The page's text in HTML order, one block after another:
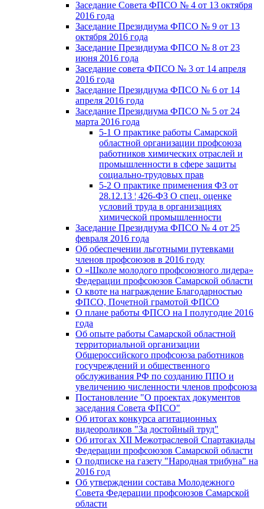
Заседание Совета ФПСО № 4 от 13 октября
2016 года
Заседание Президиума ФПСО № 9 от 13
октября 2016 года
Заседание Президиума ФПСО № 8 от 23
июня 2016 года
Заседание совета ФПСО № 3 от 14 апреля
2016 года
Заседание Президиума ФПСО № 6 от 14
апреля 2016 года
Заседание Президиума ФПСО № 5 от 24
марта 2016 года
5-1 О практике работы Самарской
областной организации профсоюза
работников химических отраслей и
промышленности в сфере защиты
социально-трудовых прав
5-2 О практике применения ФЗ от
28.12.13 ¦ 426-ФЗ О спец. оценке
условий труда в организациях
химической промышленности
Заседание Президиума ФПСО № 4 от 25
февраля 2016 года
Об обеспечении льготными путевками
членов профсоюзов в 2016 году
О «Школе молодого профсоюзного лидера»
Федерации профсоюзов Самарской области
О квоте на награждение Благодарностью
ФПСО, Почетной грамотой ФПСО
О плане работы ФПСО на I полугодие 2016
года
Об опыте работы Самарской областной
территориальной организации
Общероссийского профсоюза работников
госучреждений и общественного
обслуживания РФ по созданию ППО и
увеличению численности членов профсоюза
Постановление "О проектах документов
заседания Совета ФПСО"
Об итогах конкурса агитационных
видеороликов "За достойный труд"
Об итогах XII Межотраслевой Спартакиады
Федерации профсоюзов Самарской области
О подписке на газету "Народная трибуна" на
2016 год
Об утверждении состава Молодежного
Совета Федерации профсоюзов Самарской
области